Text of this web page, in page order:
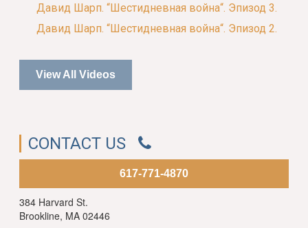
Давид Шарп. “Шестидневная война“. Эпизод 3.
Давид Шарп. “Шестидневная война“. Эпизод 2.
View All Videos
CONTACT US
617-771-4870
384 Harvard St.
Brookline, MA 02446